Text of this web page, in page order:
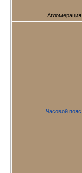
Агломерация
Часовой пояс